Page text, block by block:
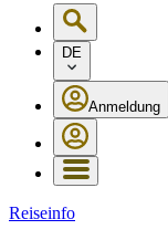
DE
Anmeldung
Reiseinfo